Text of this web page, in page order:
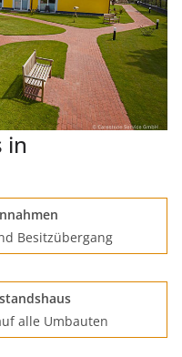
in
Besitzübergang
alle Umbauten